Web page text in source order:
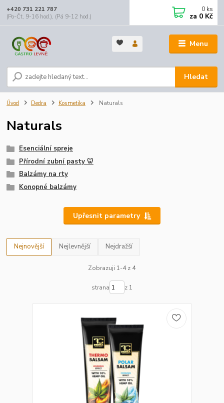
Menu
Hledat
+420 731 221 787
(Po-Čt, 9-16 hod.), (Pá 9-12 hod.)
0 ks
za 0 Kč
Úvod Dedra Kosmetika Naturals
Naturals
Esenciální spreje
Přírodní zubní pasty 🦷
Balzámy na rty
Konopné balzámy
Upřesnit parametry
Nejnovější Nejlevnější Nejdražší
Zobrazuji 1-4 z 4
strana z 1